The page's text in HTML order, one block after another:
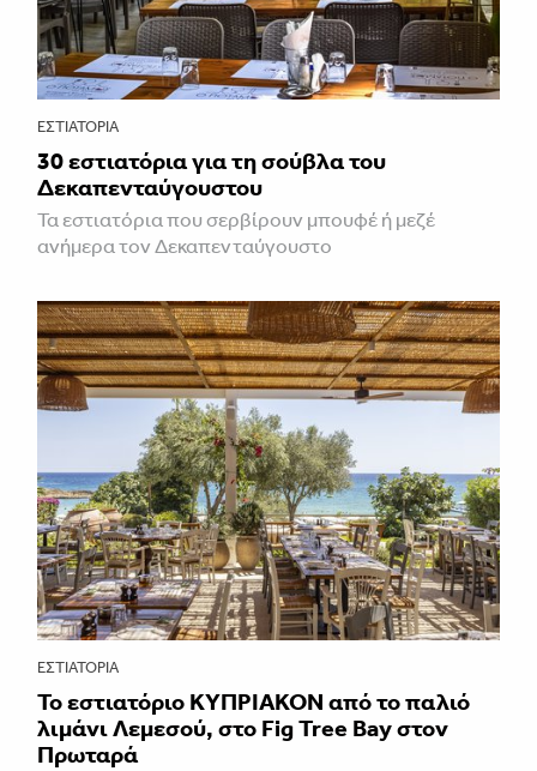
ΕΣΤΙΑΤΌΡΙΑ
30 εστιατόρια για τη σούβλα του
Δεκαπενταύγουστου
Τα εστιατόρια που σερβίρουν μπουφέ ή μεζέ
ανήμερα τον Δεκαπενταύγουστο
ΕΣΤΙΑΤΌΡΙΑ
Το εστιατόριο ΚΥΠΡΙΑΚΟΝ από το παλιό
λιμάνι Λεμεσού, στο Fig Tree Bay στον
Πρωταρά